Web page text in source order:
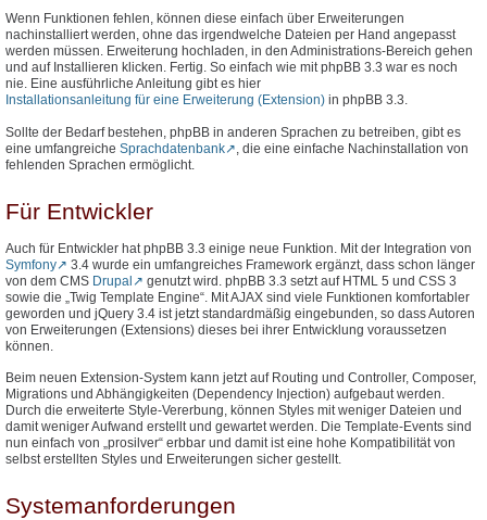
Wenn Funktionen fehlen, können diese einfach über Erweiterungen
nachinstalliert werden, ohne das irgendwelche Dateien per Hand angepasst
werden müssen. Erweiterung hochladen, in den Administrations-Bereich gehen
und auf Installieren klicken. Fertig. So einfach wie mit phpBB 3.3 war es noch
nie. Eine ausführliche Anleitung gibt es hier
Installationsanleitung für eine Erweiterung (Extension) in phpBB 3.3.
Sollte der Bedarf bestehen, phpBB in anderen Sprachen zu betreiben, gibt es
eine umfangreiche Sprachdatenbank
, die eine einfache Nachinstallation von
fehlenden Sprachen ermöglicht.
Für Entwickler
Auch für Entwickler hat phpBB 3.3 einige neue Funktion. Mit der Integration von
Symfony
3.4 wurde ein umfangreiches Framework ergänzt, dass schon länger
von dem CMS Drupal
genutzt wird. phpBB 3.3 setzt auf HTML 5 und CSS 3
sowie die „Twig Template Engine“. Mit AJAX sind viele Funktionen komfortabler
geworden und jQuery 3.4 ist jetzt standardmäßig eingebunden, so dass Autoren
von Erweiterungen (Extensions) dieses bei ihrer Entwicklung voraussetzen
können.
Beim neuen Extension-System kann jetzt auf Routing und Controller, Composer,
Migrations und Abhängigkeiten (Dependency Injection) aufgebaut werden.
Durch die erweiterte Style-Vererbung, können Styles mit weniger Dateien und
damit weniger Aufwand erstellt und gewartet werden. Die Template-Events sind
nun einfach von „prosilver“ erbbar und damit ist eine hohe Kompatibilität von
selbst erstellten Styles und Erweiterungen sicher gestellt.
Systemanforderungen